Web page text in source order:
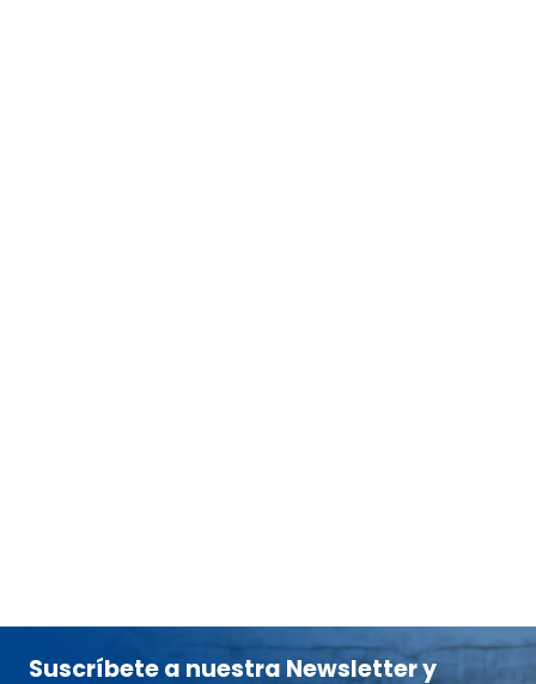
Suscríbete a nuestra Newsletter y